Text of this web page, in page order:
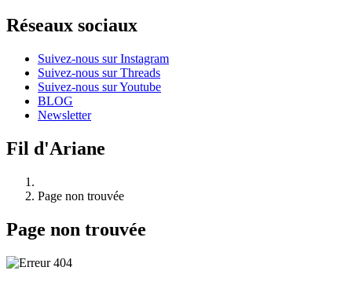
Réseaux sociaux
Suivez-nous sur Instagram
Suivez-nous sur Threads
Suivez-nous sur Youtube
BLOG
Newsletter
Fil d'Ariane
Page non trouvée
Page non trouvée